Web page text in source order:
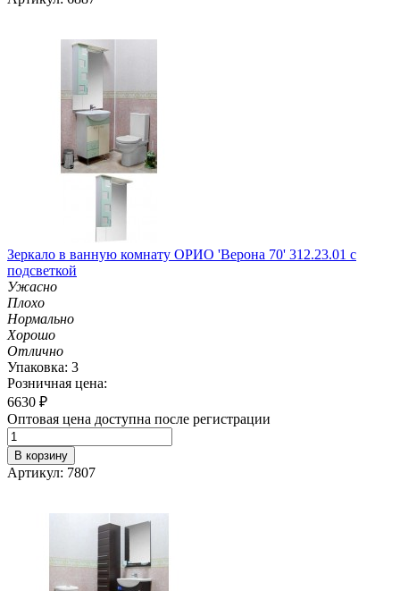
Зеркало в ванную комнату ОРИО 'Верона 70' 312.23.01 с
подсветкой
Ужасно
Плохо
Нормально
Хорошо
Отлично
Упаковка: 3
Розничная цена:
6630 ₽
Оптовая цена доступна после регистрации
В корзину
Артикул: 7807